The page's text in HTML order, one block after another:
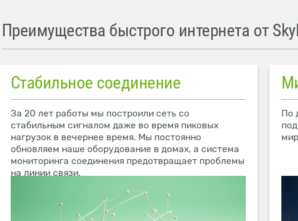
Преимущества быстрого интернета от
Стабильное соединение
За 20 лет работы мы построили сеть со
стабильным сигналом даже во время пиковых
нагрузок в вечернее время. Мы постоянно
обновляем наше оборудование в домах, а система
мониторинга соединения предотвращает проблемы
на линии связи.
По